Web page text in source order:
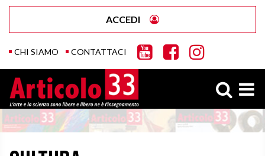
CHI SIAMO CONTATTACI
ACCEDI